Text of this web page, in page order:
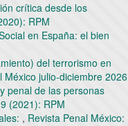
crítica desde los
RPM
en España: el bien
del terrorismo en
México julio-diciembre 2026
penal de las personas
(2021): RPM
, Revista Penal México: